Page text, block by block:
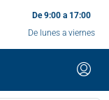
De 9:00 a 17:00
De lunes a viernes